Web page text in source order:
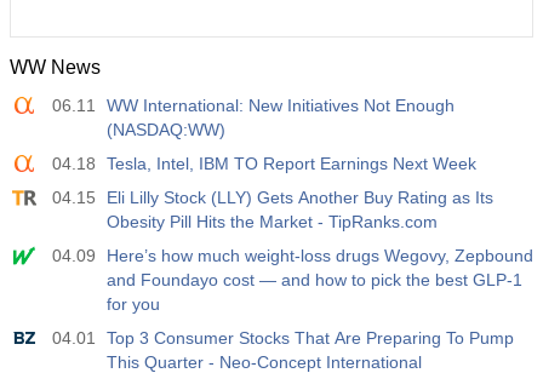
WW News
06.11
WW International: New Initiatives Not Enough
(NASDAQ:WW)
04.18
Tesla, Intel, IBM TO Report Earnings Next Week
04.15
Eli Lilly Stock (LLY) Gets Another Buy Rating as Its
Obesity Pill Hits the Market - TipRanks.com
04.09
Here’s how much weight-loss drugs Wegovy, Zepbound
and Foundayo cost — and how to pick the best GLP-1
for you
04.01
Top 3 Consumer Stocks That Are Preparing To Pump
This Quarter - Neo-Concept International